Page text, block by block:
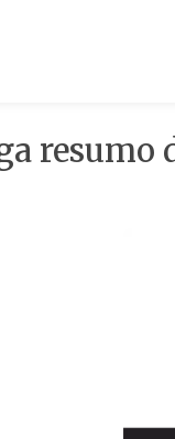
resumo